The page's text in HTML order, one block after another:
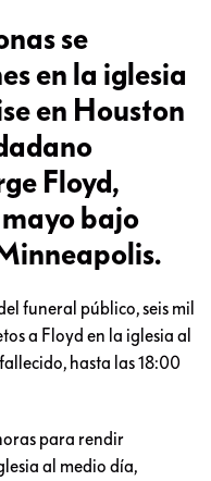
se
en la iglesia
en Houston
Floyd,
bajo
funeral público, seis mil
a Floyd en la iglesia al
hasta las 18:00
para rendir
al medio día,